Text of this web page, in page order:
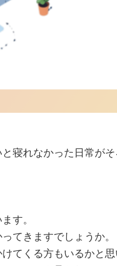
寝れなかった日常が
す。
てきますでしょうか。
てくる方もいるかと思